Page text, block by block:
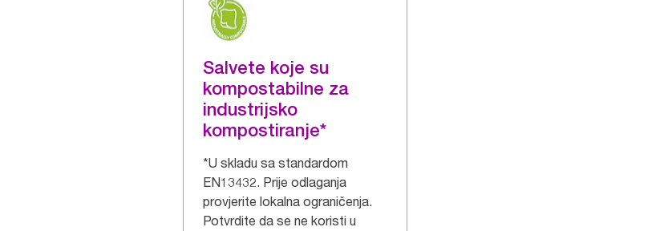
Salvete koje su
kompostabilne za
industrijsko
kompostiranje*
*U skladu sa standardom
EN13432. Prije odlaganja
provjerite lokalna ograničenja.
Potvrdite da se ne koristi u